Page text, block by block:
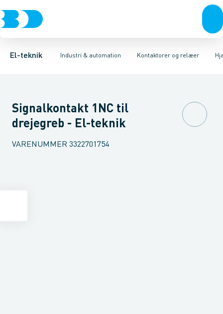
El-teknik Industri & automation
Afbrydere, stikkontakter & lampeudtagForgreningsmateriel
Kontaktorer og relæer
Industristiksystemer Frekvensomformere og softstartere
Elektronisk overstrømsrelæMotorstart kombination
Signalkontakt 1NC til
drejegreb - El-teknik
VARENUMMER 3322701754